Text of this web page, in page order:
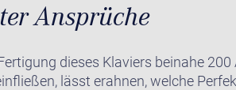
Ansprüche
dieses Klaviers beinahe
lässt erahnen, welche